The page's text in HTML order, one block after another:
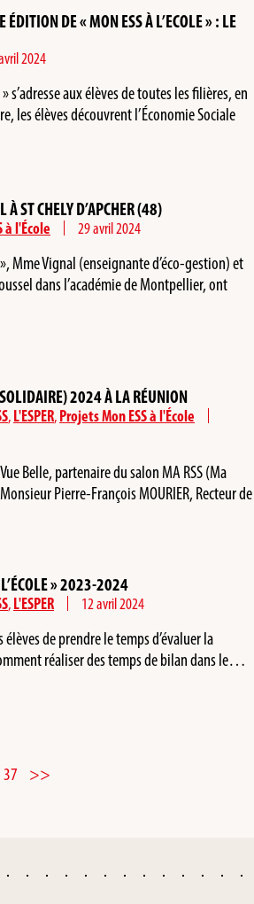
DE « MON ESS À L’ECOLE » : LE
2024
s’adresse aux élèves de toutes les filières, en
les élèves découvrent l’Économie Sociale
À ST CHELY D’APCHER (48)
à l'École 29 avril 2024
Mme Vignal (enseignante d’éco-gestion) et
dans l’académie de Montpellier, ont
2024 À LA RÉUNION
,L'ESPER,Projets Mon ESS à l'École
Belle, partenaire du salon MA RSS (Ma
Pierre-François MOURIER, Recteur de
» 2023-2024
,L'ESPER 12 avril 2024
de prendre le temps d’évaluer la
réaliser des temps de bilan dans le…
37 >>